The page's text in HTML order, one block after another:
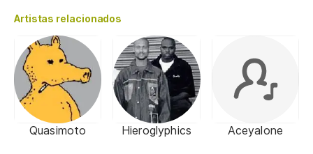
Artistas relacionados
Quasimoto Hieroglyphics Aceyalone